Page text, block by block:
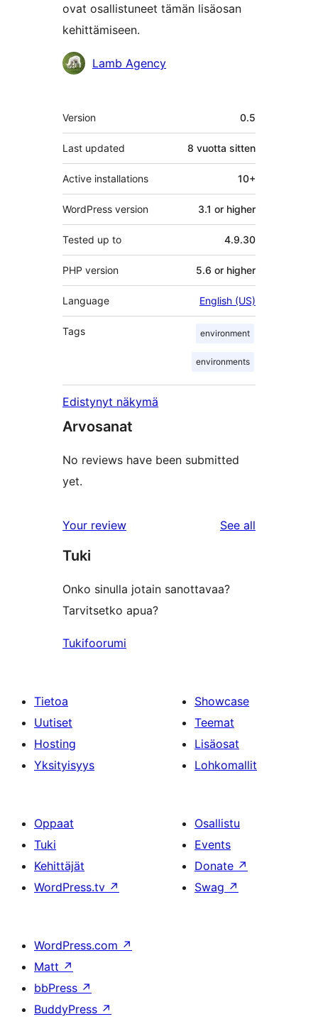
ovat osallistuneet tämän lisäosan
kehittämiseen.
AvustajatLamb Agency
Metatiedot
Version 0.5
Last updated 8 vuotta sitten
Active installations 10+
WordPress version 3.1 or higher
Tested up to 4.9.30
PHP version 5.6 or higher
Language English (US)
Tags environment
environments
Edistynyt näkymä
Arvosanat
No reviews have been submitted
yet.
Your review See all
Tuki
Onko sinulla jotain sanottavaa?
Tarvitsetko apua?
Tukifoorumi
Tietoa
Uutiset
Hosting
Yksityisyys
Showcase
Teemat
Lisäosat
Lohkomallit
Oppaat
Tuki
Kehittäjät
WordPress.tv ↗
Osallistu
Events
Donate ↗
Swag ↗
WordPress.com ↗
Matt ↗
bbPress ↗
BuddyPress ↗